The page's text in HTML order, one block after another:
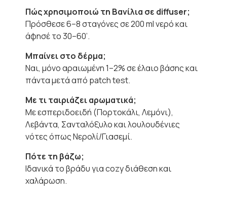
Πώς χρησιμοποιώ τη Βανίλια σε diffuser;
Πρόσθεσε 6–8 σταγόνες σε 200 ml νερό και
άφησέ το 30–60’.
Μπαίνει στο δέρμα;
Ναι, μόνο αραιωμένη 1–2% σε έλαιο βάσης και
πάντα μετά από patch test.
Με τι ταιριάζει αρωματικά;
Με εσπεριδοειδή (Πορτοκάλι, Λεμόνι),
Λεβάντα, Σανταλόξυλο και λουλουδένιες
νότες όπως Νερολί/Γιασεμί.
Πότε τη βάζω;
Ιδανικά το βράδυ για cozy διάθεση και
χαλάρωση.